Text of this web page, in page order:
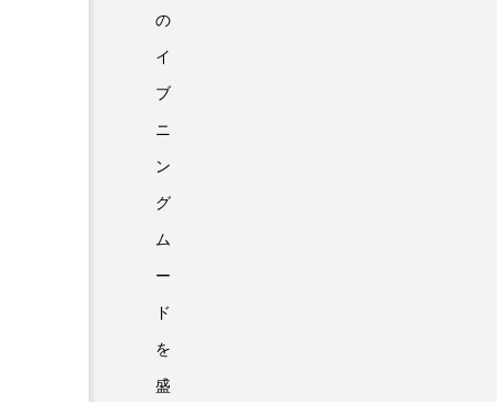
の
イ
ブ
ニ
ン
グ
ム
ー
ド
を
盛